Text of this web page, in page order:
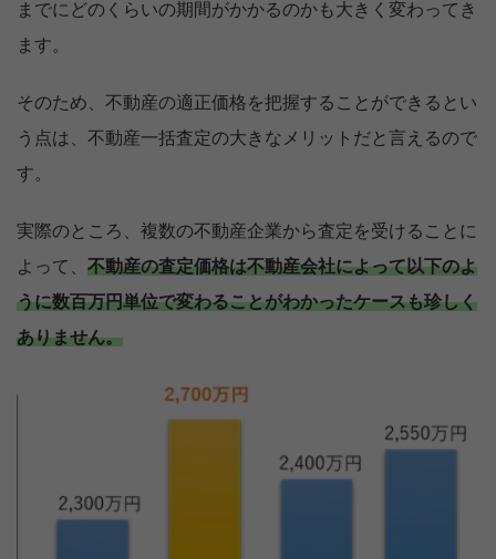
までにどのくらいの期間がかかるのかも大きく変わってき
ます。
そのため、不動産の適正価格を把握することができるとい
う点は、不動産一括査定の大きなメリットだと言えるので
す。
実際のところ、複数の不動産企業から査定を受けることに
よって、 不動産の査定価格は不動産会社によって以下のよ
うに数百万円単位で変わることがわかったケースも珍しく
ありません。